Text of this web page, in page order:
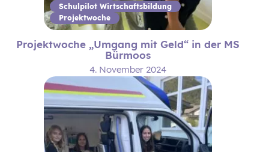
Schulpilot Wirtschaftsbildung
Projektwoche
Projektwoche „Umgang mit Geld“ in der MS
Bürmoos
4. November 2024